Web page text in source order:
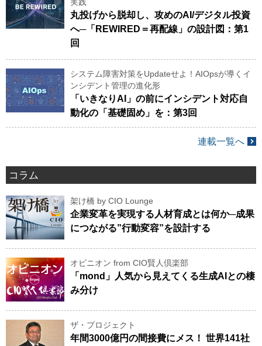
実践
丸投げから脱却し、攻めのAI/デジタル投資
へ─「REWIRED＝再配線」の設計図：第1
回
システム障害対策をUpdateせよ！AIOpsが導くイ
ンシデント管理の進化形
「いきなりAI」の前にインシデント対応自
動化の「基礎固め」を：第3回
連載一覧へ
コラム
架け橋 by CIO Lounge
企業変革を実現する人材育成とは何か─成果
につながる”行動変容”を設計する
オピニオン from CIO賢人倶楽部
「mond」人気から見えてくる生成AIとの棲
み分け
ザ・プロジェクト
年間3000億円の間接費にメス！ 世界141社